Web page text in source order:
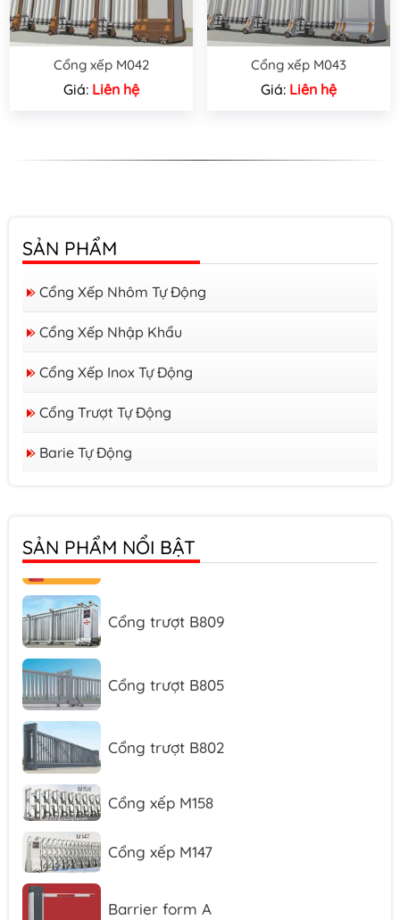
Cổng xếp M042
Giá: Liên hệ
Cổng xếp M043
Giá: Liên hệ
SẢN PHẨM
Cổng Xếp Nhôm Tự Động
Cổng Xếp Nhập Khẩu
Cổng Xếp Inox Tự Động
Cổng Trượt Tự Động
Barie Tự Động
SẢN PHẨM NỔI BẬT
Barrier form D
Cổng trượt B809
Cổng trượt B805
Cổng trượt B802
Cổng xếp M158
Cổng xếp M147
Barrier form A